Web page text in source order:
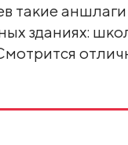
такие
зданиях: